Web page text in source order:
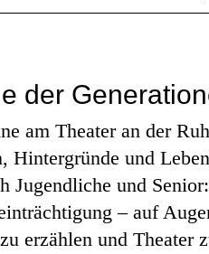
der
am Theater an der
Hintergründe und
Jugendliche und
– auf
erzählen und Theater